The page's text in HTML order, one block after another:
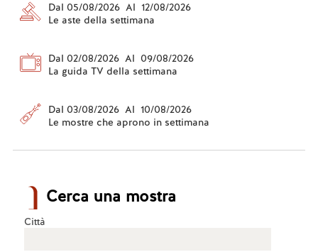
Dal 05/08/2026 Al 12/08/2026
Le aste della settimana
Dal 02/08/2026 Al 09/08/2026
La guida TV della settimana
Dal 03/08/2026 Al 10/08/2026
Le mostre che aprono in settimana
Cerca una mostra
Città